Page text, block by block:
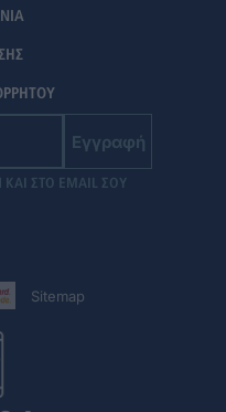
Εγγραφή
ΣΤΟ EMAIL ΣΟΥ
Sitemap